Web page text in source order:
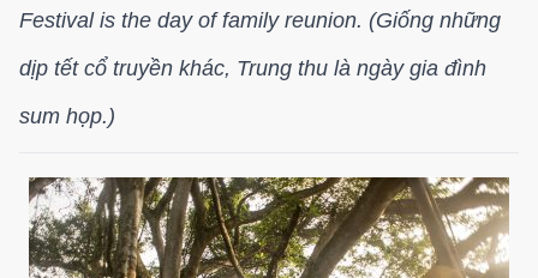
Festival is the day of family reunion. (Giống những
dịp tết cổ truyền khác, Trung thu là ngày gia đình
sum họp.)